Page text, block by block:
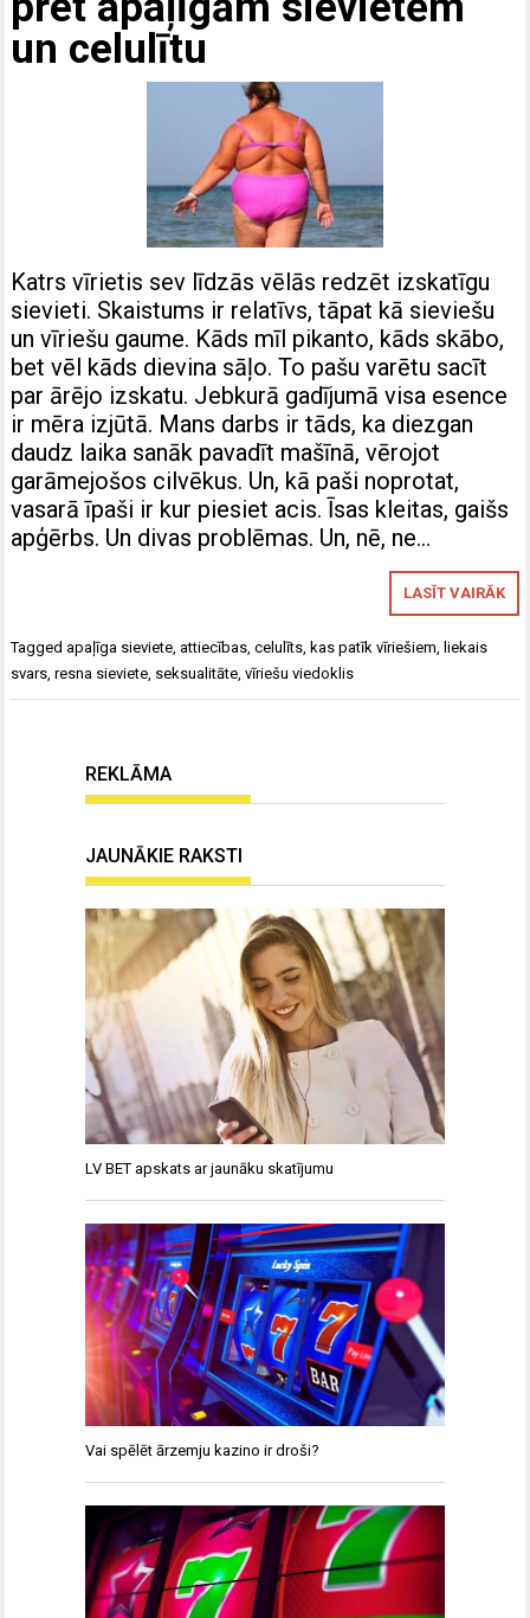
un celulītu
Katrs vīrietis sev līdzās vēlās redzēt izskatīgu
sievieti. Skaistums ir relatīvs, tāpat kā sieviešu
un vīriešu gaume. Kāds mīl pikanto, kāds skābo,
bet vēl kāds dievina sāļo. To pašu varētu sacīt
par ārējo izskatu. Jebkurā gadījumā visa esence
ir mēra izjūtā. Mans darbs ir tāds, ka diezgan
daudz laika sanāk pavadīt mašīnā, vērojot
garāmejošos cilvēkus. Un, kā paši noprotat,
vasarā īpaši ir kur piesiet acis. Īsas kleitas, gaišs
apģērbs. Un divas problēmas. Un, nē, ne…
LASĪT VAIRĀK
Taggedapaļīga sieviete ,attiecības ,celulīts ,kas patīk vīriešiem ,liekais
svars ,resna sieviete seksualitāte ,vīriešu viedoklis
REKLĀMA
JAUNĀKIE RAKSTI
LV BET apskats ar jaunāku skatījumu
Vai spēlēt ārzemju kazino ir droši?